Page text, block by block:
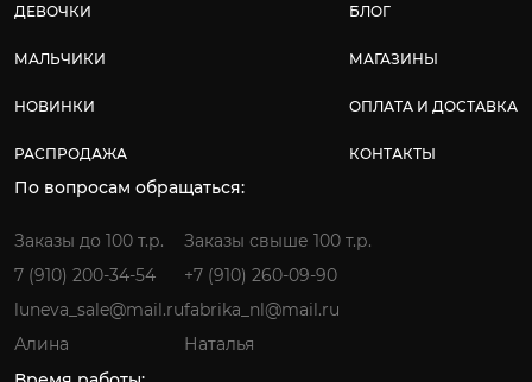
ДЕВОЧКИ
МАЛЬЧИКИ
НОВИНКИ
РАСПРОДАЖА
БЛОГ
МАГАЗИНЫ
ОПЛАТА И ДОСТАВКА
КОНТАКТЫ
По вопросам обращаться:
Заказы до 100 т.р.
7 (910) 200-34-54
luneva_sale@mail.ru
Алина
Заказы свыше 100 т.р.
+7 (910) 260-09-90
fabrika_nl@mail.ru
Наталья